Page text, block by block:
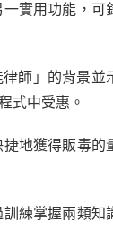
實用功能，可
師」的背景並
式中受惠。
地獲得販毒的
練掌握兩類知